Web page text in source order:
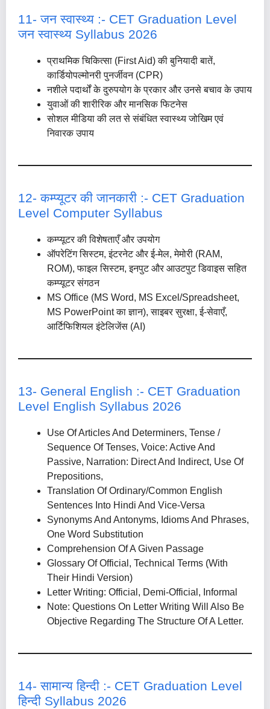
11- जन स्वास्थ्य :- CET Graduation Level
जन स्वास्थ्य Syllabus 2026
प्राथमिक चिकित्सा (First Aid) की बुनियादी बातें,
कार्डियोपल्मोनरी पुनर्जीवन (CPR)
नशीले पदार्थों के दुरुपयोग के प्रकार और उनसे बचाव के उपाय
युवाओं की शारीरिक और मानसिक फिटनेस
सोशल मीडिया की लत से संबंधित स्वास्थ्य जोखिम एवं
निवारक उपाय
12- कम्प्यूटर की जानकारी :- CET Graduation
Level Computer Syllabus
कम्प्यूटर की विशेषताएँ और उपयोग
ऑपरेटिंग सिस्टम, इंटरनेट और ई-मेल, मेमोरी (RAM,
ROM), फाइल सिस्टम, इनपुट और आउटपुट डिवाइस सहित
कम्प्यूटर संगठन
MS Office (MS Word, MS Excel/Spreadsheet,
MS PowerPoint का ज्ञान), साइबर सुरक्षा, ई-सेवाएँ,
आर्टिफिशियल इंटेलिजेंस (AI)
13- General English :- CET Graduation
Level English Syllabus 2026
Use Of Articles And Determiners, Tense /
Sequence Of Tenses, Voice: Active And
Passive, Narration: Direct And Indirect, Use Of
Prepositions,
Translation Of Ordinary/Common English
Sentences Into Hindi And Vice-Versa
Synonyms And Antonyms, Idioms And Phrases,
One Word Substitution
Comprehension Of A Given Passage
Glossary Of Official, Technical Terms (with
Their Hindi Version)
Letter Writing: Official, Demi-Official, Informal
Note: Questions On Letter Writing Will Also Be
Objective Regarding The Structure Of A Letter.
14- सामान्य हिन्दी :- CET Graduation Level
हिन्दी Syllabus 2026